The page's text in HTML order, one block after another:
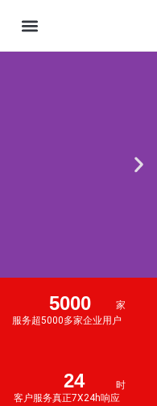
5000
家
服务超5000多家企业用户
24
时
客户服务真正7X24h响应